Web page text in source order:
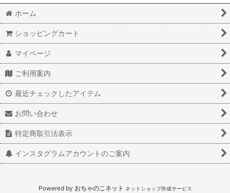
ホーム
ショッピングカート
マイページ
ご利用案内
最近チェックしたアイテム
お問い合わせ
特定商取引法表示
インスタグラムアカウントのご案内
Powered by おちゃのこネット ネットショップ作成サービス